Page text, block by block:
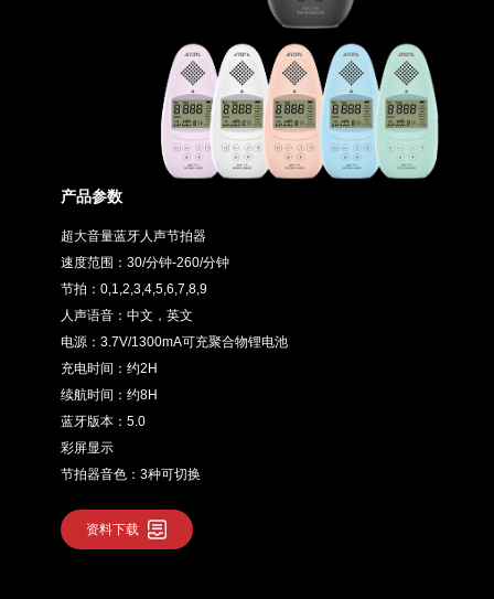
产品参数
超大音量蓝牙人声节拍器
速度范围：30/分钟-260/分钟
节拍：0,1,2,3,4,5,6,7,8,9
人声语音：中文，英文
电源：3.7V/1300mA可充聚合物锂电池
充电时间：约2H
续航时间：约8H
蓝牙版本：5.0
彩屏显示
节拍器音色：3种可切换
资料下载